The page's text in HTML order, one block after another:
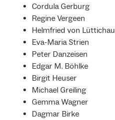
Cordula Gerburg
Regine Vergeen
Helmfried von Lüttichau
Eva-Maria Strien
Peter Danzeisen
Edgar M. Böhlke
Birgit Heuser
Michael Greiling
Gemma Wagner
Dagmar Birke